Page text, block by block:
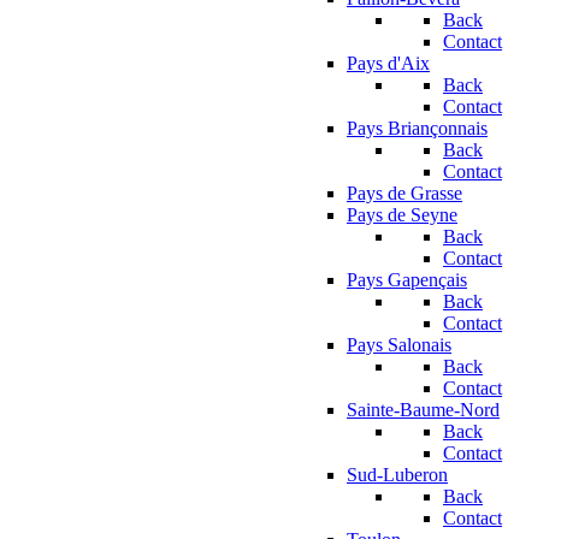
Back
Contact
Pays d'Aix
Back
Contact
Pays Briançonnais
Back
Contact
Pays de Grasse
Pays de Seyne
Back
Contact
Pays Gapençais
Back
Contact
Pays Salonais
Back
Contact
Sainte-Baume-Nord
Back
Contact
Sud-Luberon
Back
Contact